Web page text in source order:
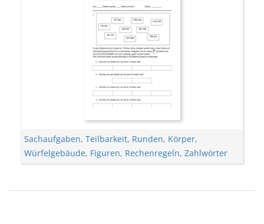
Sachaufgaben, Teilbarkeit, Runden, Körper,
Würfelgebäude, Figuren, Rechenregeln, Zahlwörter